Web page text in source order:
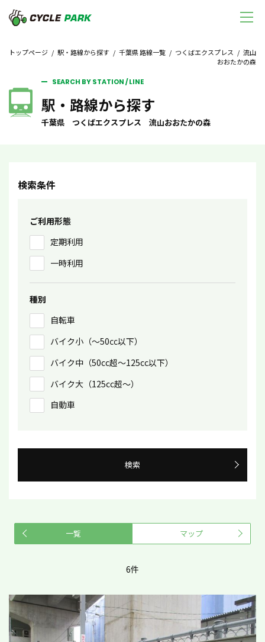
トップページ / 駅・路線から探す / 千葉県 路線一覧 / つくばエクスプレス / 流山
おおたかの森
SEARCH BY STATION / LINE
駅・路線から探す
千葉県 つくばエクスプレス 流山おおたかの森
検索条件
ご利用形態
定期利用
一時利用
種別
自転車
バイク小（〜50㏄以下）
バイク中（50cc超〜125cc以下）
バイク大（125cc超〜）
自動車
検索
一覧 マップ
6件